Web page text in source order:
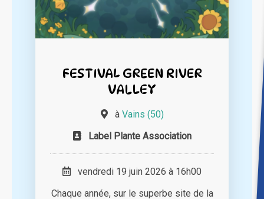
FESTIVAL GREEN RIVER
VALLEY
à Vains (50)
Label Plante Association
vendredi 19 juin 2026 à 16h00
Chaque année, sur le superbe site de la